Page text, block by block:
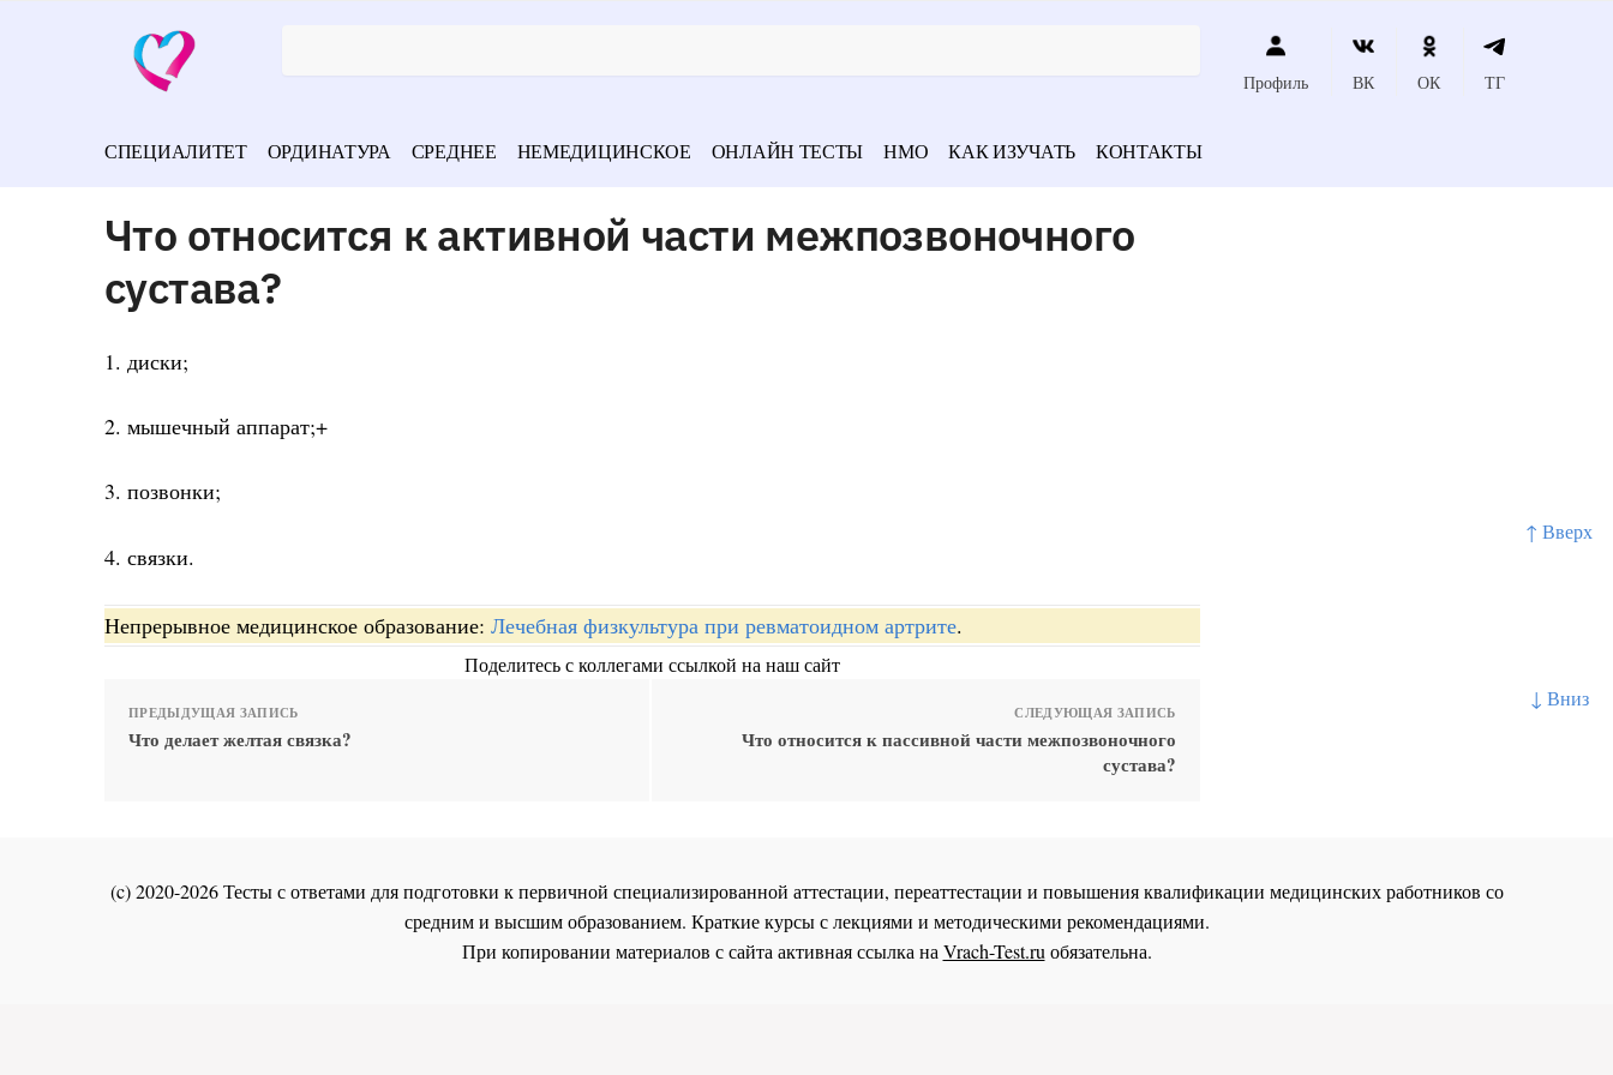
↑ Вверх
↓ Вниз
Профиль ВК ОК ТГ
СПЕЦИАЛИТЕТ ОРДИНАТУРА СРЕДНЕЕ НЕМЕДИЦИНСКОЕ ОНЛАЙН ТЕСТЫ НМО КАК ИЗУЧАТЬ КОНТАКТЫ
Что относится к активной части межпозвоночного
сустава?
1. диски;
2. мышечный аппарат;+
3. позвонки;
4. связки.
Непрерывное медицинское образование: Лечебная физкультура при ревматоидном артрите.
Поделитесь с коллегами ссылкой на наш сайт
ПРЕДЫДУЩАЯ ЗАПИСЬ
Что делает желтая связка?
СЛЕДУЮЩАЯ ЗАПИСЬ
Что относится к пассивной части межпозвоночного
сустава?
(c) 2020-2026 Тесты с ответами для подготовки к первичной специализированной аттестации, переаттестации и повышения квалификации медицинских работников со
средним и высшим образованием. Краткие курсы с лекциями и методическими рекомендациями.
При копировании материалов с сайта активная ссылка наVrach-Test.ruобязательна.